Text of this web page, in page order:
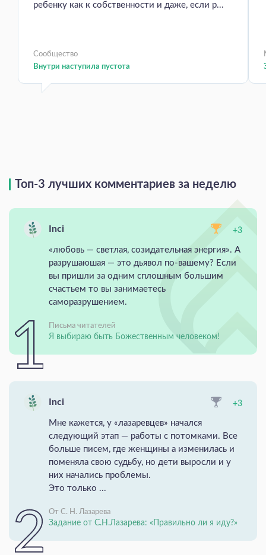
ребенку как к собственности и даже, если р...
Сообщество
Внутри наступила пустота
Топ-3 лучших комментариев за неделю
Inci +3
«любовь — светлая, созидательная энергия». А
разрушаюшая — это дьявол по-вашему? Если
вы пришли за одним сплошным большим
счастьем то вы занимаетесь
саморазрушением.
Письма читателей
Я выбираю быть Божественным человеком!
Inci +3
Мне кажется, у «лазаревцев» начался
следующий этап — работы с потомками. Все
больше писем, где женщины а изменилась и
поменяла свою судьбу, но дети выросли и у
них начались проблемы.
Это только ...
От С. Н. Лазарева
Задание от С.Н.Лазарева: «Правильно ли я иду?»